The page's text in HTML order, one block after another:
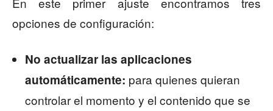
opciones de configuración:
No actualizar las aplicaciones
automáticamente: para quienes quieran
controlar el momento y el contenido que se